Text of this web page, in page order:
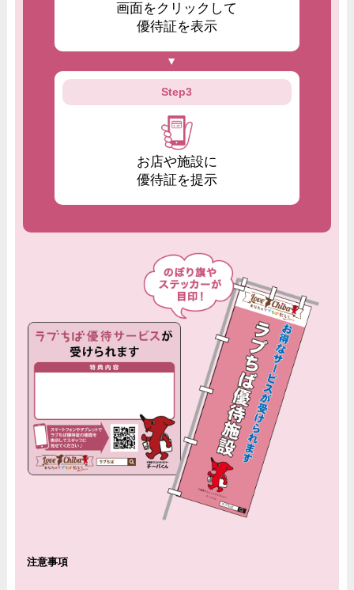
画面をクリックして
優待証を表示
Step3
お店や施設に
優待証を提示
注意事項